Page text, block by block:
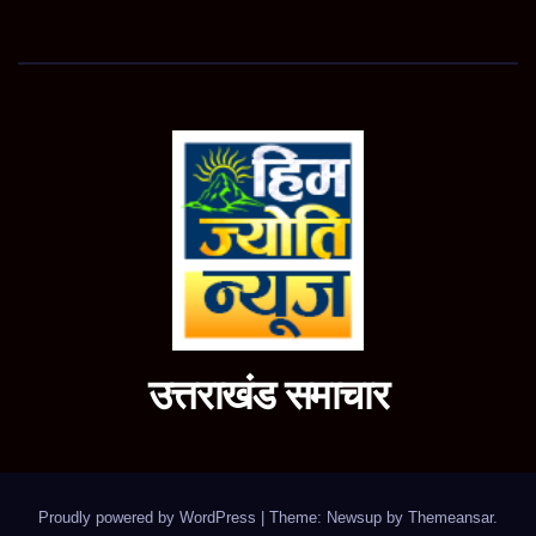
उत्तराखंड समाचार
Proudly powered by WordPress Theme: Newsup by Themeansar.